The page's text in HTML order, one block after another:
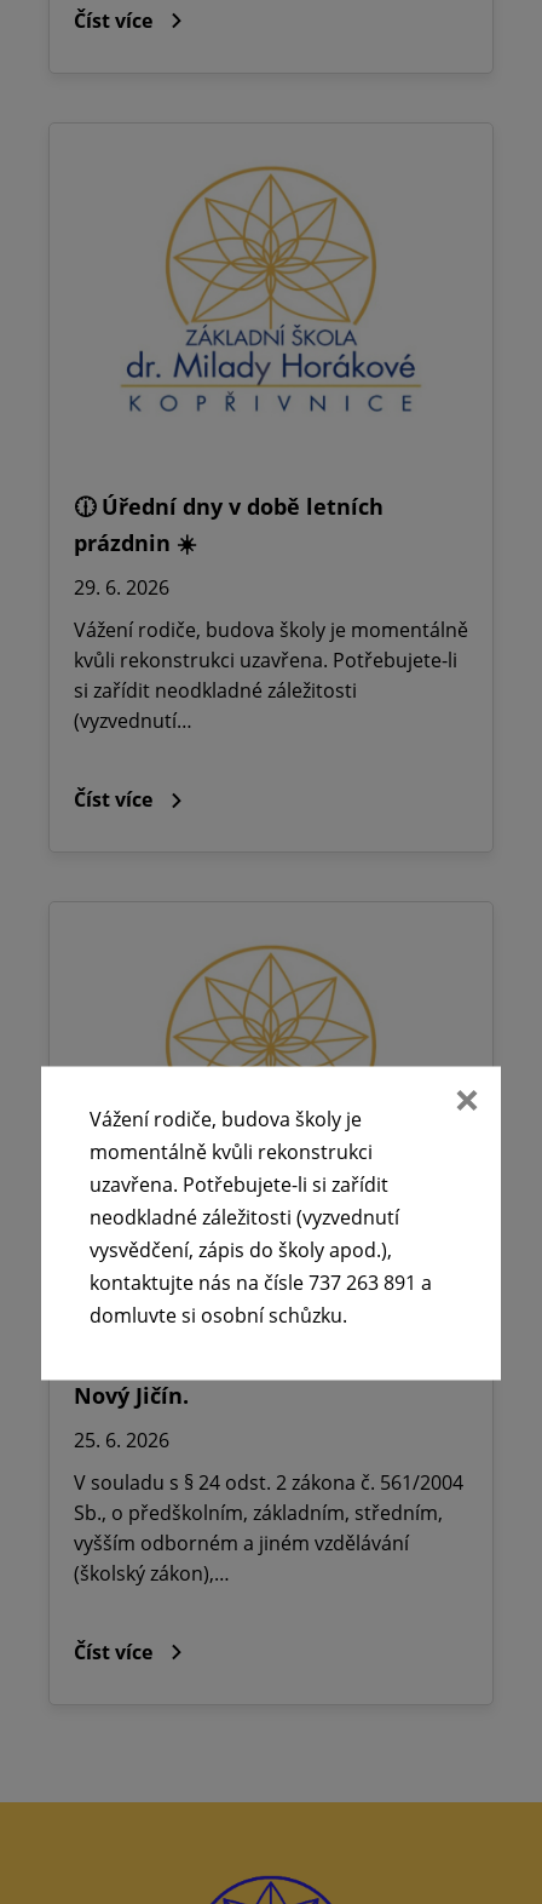
Číst více
🕧 Úřední dny v době letních
prázdnin ☀️
29. 6. 2026
Vážení rodiče, budova školy je momentálně
kvůli rekonstrukci uzavřena. Potřebujete-li
si zařídit neodkladné záležitosti
(vyzvednutí…
Číst více
🪧Oznámení o udělení ředitelského
volna na ZŠ dr. Milady Horákové
Nový Jičín.
25. 6. 2026
V souladu s § 24 odst. 2 zákona č. 561/2004
Sb., o předškolním, základním, středním,
vyšším odborném a jiném vzdělávání
(školský zákon),…
Číst více
Vážení rodiče, budova školy je
momentálně kvůli rekonstrukci
uzavřena. Potřebujete-li si zařídit
neodkladné záležitosti (vyzvednutí
vysvědčení, zápis do školy apod.),
kontaktujte nás na čísle 737 263 891 a
domluvte si osobní schůzku.